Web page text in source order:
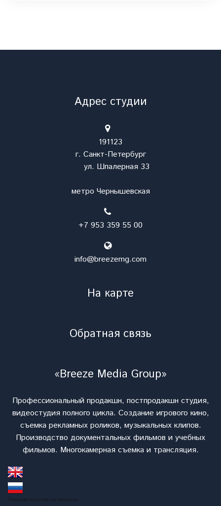
Адрес студии
191123
г. Санкт-Петербург
ул. Шпалерная 33
метро Чернышевская
+7 953 359 55 00
info@breezemg.com
На карте
Обратная связь
«Breeze Media Group»
Профессиональный продакшн, постпродакшн студия,
видеостудия полного цикла. Cоздание игрового кино,
съемка рекламных роликов, музыкальных клипов.
Производство документальных фильмов и учебных
фильмов. Многокамерная съемка и трансляция.
Пользовательское соглашение